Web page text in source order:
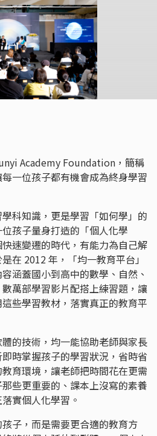
Academy Foundation，簡稱
一位孩子都有機會成為終身學習
科知識，更是學習「如何學」的
孩子量身打造的「個人化學
速變遷的時代，有能力為自己解
在 2012 年，「均一教育平台」
涵蓋國小到高中的數學、自然、
萬部學習影片配搭上練習題，讓
些學習教材，落實真正的教育平
的技術，均一能協助老師與家長
時掌握孩子的學習狀況，省時省
育環境，讓老師把時間花在更需
些更重要的、課本上沒寫的素養
實個人化學習。
子，而是需要更合適的教育方